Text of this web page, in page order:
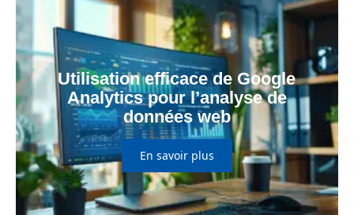
Utilisation efficace de Google
Analytics pour l’analyse de
données web
En savoir plus